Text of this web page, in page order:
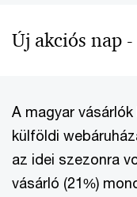
Új akciós nap -
A magyar
külföldi
az idei szezonra
vásárló (21%)